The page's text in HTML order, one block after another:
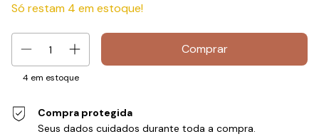
Só restam 4 em estoque!
4em estoque
Compra protegida
Seus dados cuidados durante toda a compra.